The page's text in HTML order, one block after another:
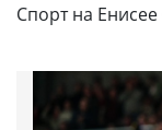
Спорт на Енисее